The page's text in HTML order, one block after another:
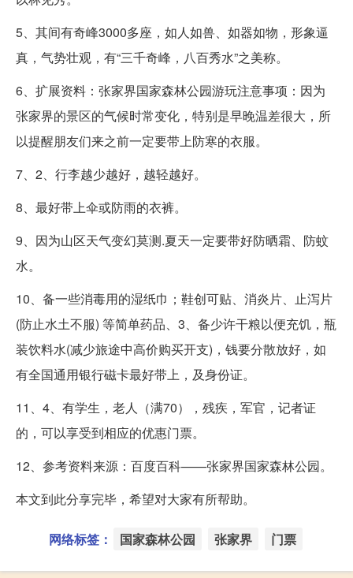
5、其间有奇峰3000多座，如人如兽、如器如物，形象逼
真，气势壮观，有“三千奇峰，八百秀水”之美称。
6、扩展资料：张家界国家森林公园游玩注意事项：因为
张家界的景区的气候时常变化，特别是早晚温差很大，所
以提醒朋友们来之前一定要带上防寒的衣服。
7、2、行李越少越好，越轻越好。
8、最好带上伞或防雨的衣裤。
9、因为山区天气变幻莫测.夏天一定要带好防晒霜、防蚊
水。
10、备一些消毒用的湿纸巾；鞋创可贴、消炎片、止泻片
(防止水土不服) 等简单药品、3、备少许干粮以便充饥，瓶
装饮料水(减少旅途中高价购买开支)，钱要分散放好，如
有全国通用银行磁卡最好带上，及身份证。
11、4、有学生，老人（满70），残疾，军官，记者证
的，可以享受到相应的优惠门票。
12、参考资料来源：百度百科——张家界国家森林公园。
本文到此分享完毕，希望对大家有所帮助。
网络标签： 国家森林公园 张家界 门票